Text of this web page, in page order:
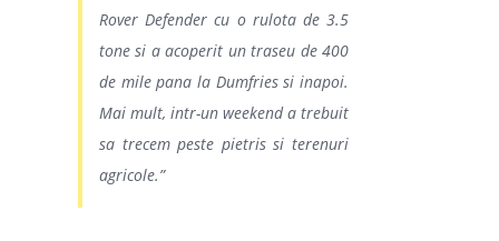
Rover Defender cu o rulota de 3.5
tone si a acoperit un traseu de 400
de mile pana la Dumfries si inapoi.
Mai mult, intr-un weekend a trebuit
sa trecem peste pietris si terenuri
agricole.”